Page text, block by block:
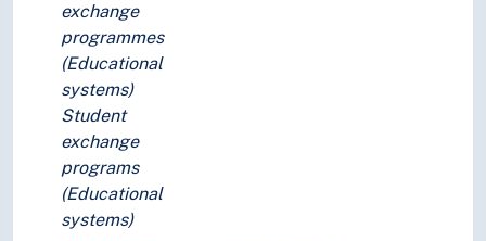
exchange
programmes
(Educational
systems)
Student
exchange
programs
(Educational
systems)